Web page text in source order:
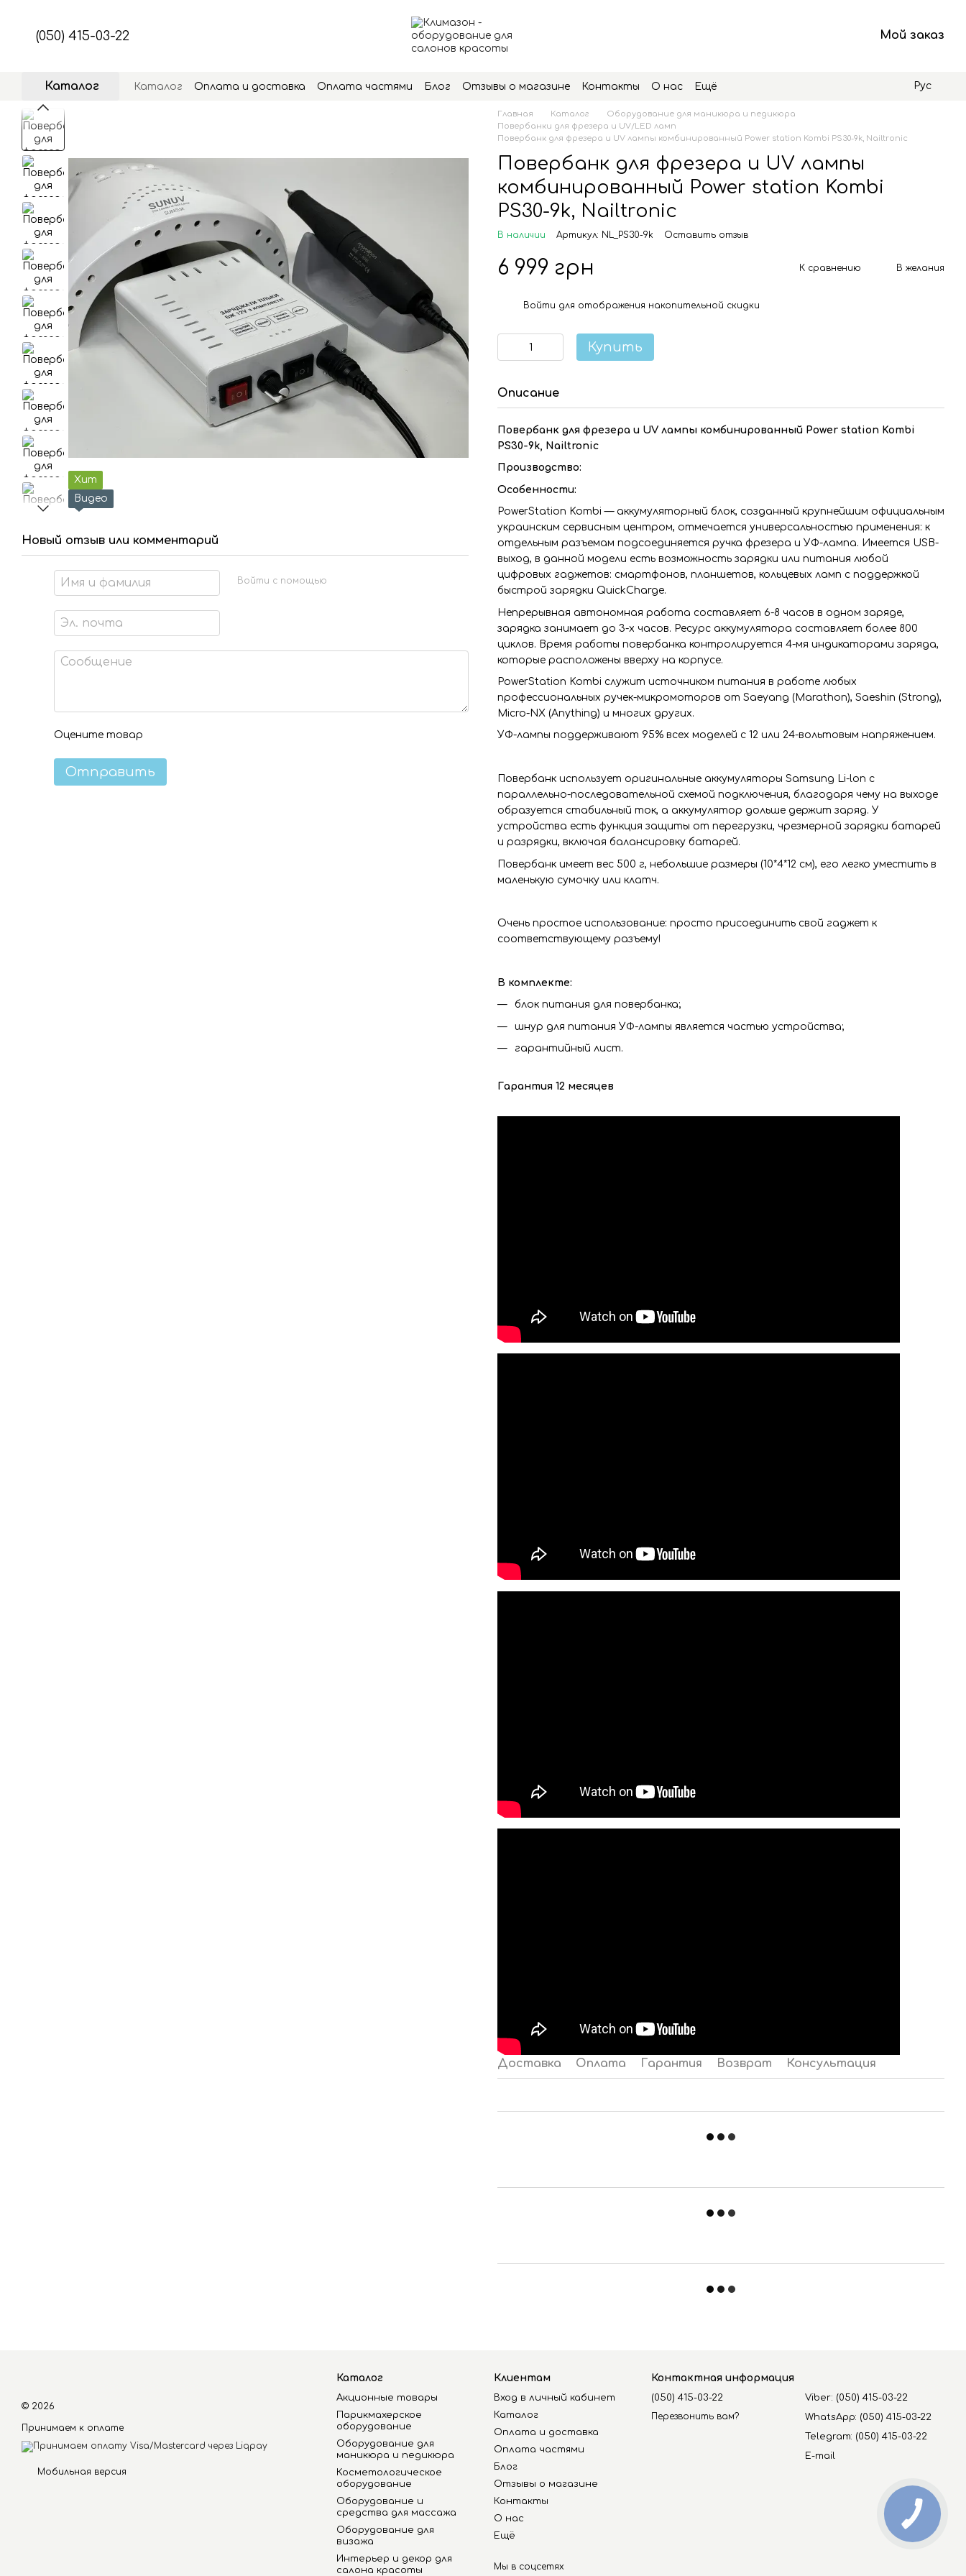
(050) 415-03-22 Мой заказ
Каталог Каталог Оплата и доставка Оплата частями Блог Отзывы о магазине Контакты О нас Ещё Рус
Хит
Видео
Новый отзыв или комментарий
Войти с помощью
Оцените товар
Отправить
Главная Каталог
Оборудование для маникюра и педикюра
Повербанки для фрезера и UV/LED ламп
Повербанк для фрезера и UV лампы комбинированный Power station Kombi PS30-9k, Nailtronic
Повербанк для фрезера и UV лампы
комбинированный Power station Kombi
PS30-9k, Nailtronic
В наличии Артикул: NL_PS30-9k Оставить отзыв
6 999 грн К сравнению В желания
Войти для отображения накопительной скидки
Купить
Описание
Повербанк для фрезера и UV лампы комбинированный Power station Kombi
PS30-9k, Nailtronic
Производство:
Особенности:
PowerStation Kombi — аккумуляторный блок, созданный крупнейшим официальным
украинским сервисным центром, отмечается универсальностью применения: к
отдельным разъемам подсоединяется ручка фрезера и УФ-лампа. Имеется USB-
выход, в данной модели есть возможность зарядки или питания любой
цифровых гаджетов: смартфонов, планшетов, кольцевых ламп с поддержкой
быстрой зарядки QuickCharge.
Непрерывная автономная работа составляет 6-8 часов в одном заряде,
зарядка занимает до 3-х часов. Ресурс аккумулятора составляет более 800
циклов. Время работы повербанка контролируется 4-мя индикаторами заряда,
которые расположены вверху на корпусе.
PowerStation Kombi служит источником питания в работе любых
профессиональных ручек-микромоторов от Saeyang (Marathon), Saeshin (Strong),
Micro-NX (Anything) и многих других.
УФ-лампы поддерживают 95% всех моделей с 12 или 24-вольтовым напряжением.
Повербанк использует оригинальные аккумуляторы Samsung Li-lon с
параллельно-последовательной схемой подключения, благодаря чему на выходе
образуется стабильный ток, а аккумулятор дольше держит заряд. У
устройства есть функция защиты от перегрузки, чрезмерной зарядки батарей
и разрядки, включая балансировку батарей.
Повербанк имеет вес 500 г, небольшие размеры (10*4*12 см), его легко уместить в
маленькую сумочку или клатч.
Очень простое использование: просто присоединить свой гаджет к
соответствующему разъему!
В комплекте:
блок питания для повербанка;
шнур для питания УФ-лампы является частью устройства;
гарантийный лист.
Гарантия 12 месяцев
Доставка Оплата Гарантия Возврат Консультация
© 2026
Принимаем к оплате
Мобильная версия
Каталог
Акционные товары
Парикмахерское
оборудование
Оборудование для
маникюра и педикюра
Косметологическое
оборудование
Оборудование и
средства для массажа
Оборудование для
визажа
Интерьер и декор для
салона красоты
Клиентам
Вход в личный кабинет
Каталог
Оплата и доставка
Оплата частями
Блог
Отзывы о магазине
Контакты
О нас
Ещё
Мы в соцсетях
Контактная информация
(050) 415-03-22
Перезвонить вам?
Viber: (050) 415-03-22
WhatsApp: (050) 415-03-22
Telegram: (050) 415-03-22
E-mail